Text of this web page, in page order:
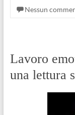
Nessun
Lavoro
una lettura